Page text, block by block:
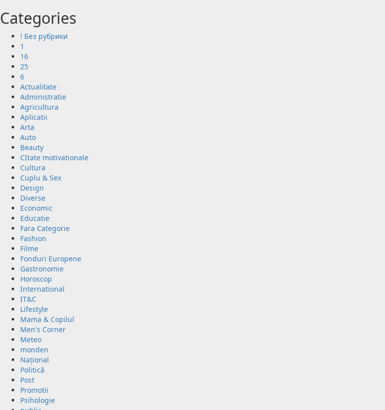
Categories
! Без рубрики
1
16
25
6
Actualitate
Administratie
Agricultura
Aplicatii
Arta
Auto
Beauty
CItate motivationale
Cultura
Cuplu & Sex
Design
Diverse
Economic
Educatie
Fara Categorie
Fashion
Filme
Fonduri Europene
Gastronomie
Horoscop
International
IT&C
Lifestyle
Mama & Copilul
Men's Corner
Meteo
monden
Național
Politică
Post
Promotii
Psihologie